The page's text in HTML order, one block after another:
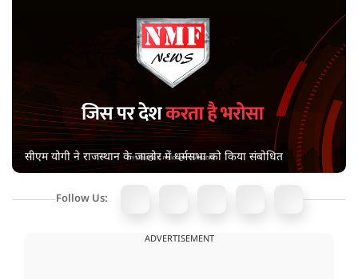
सीएम योगी ने राजस्थान के जालोर में धर्मसभा को किया संबोधित
Follow Us:
ADVERTISEMENT